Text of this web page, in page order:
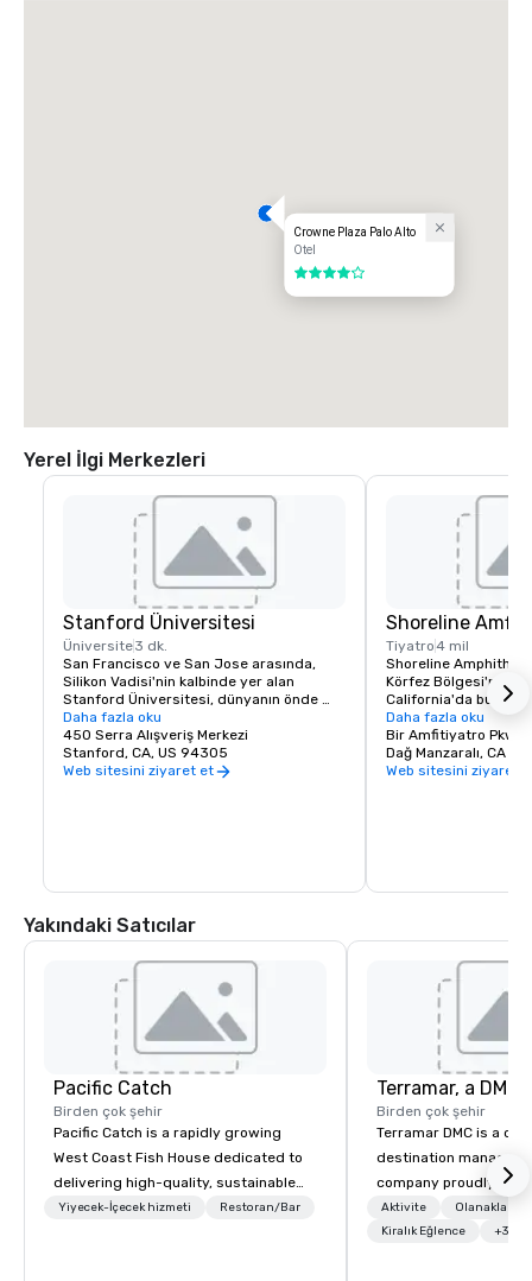
Crowne Plaza Palo Alto
Otel
4 / 5
Yerel İlgi Merkezleri
Stanford Üniversitesi
Üniversite3 dk.
San Francisco ve San Jose arasında,
Silikon Vadisi'nin kalbinde yer alan
Stanford Üniversitesi, dünyanın önde
gelen araştırma ve öğretim
kurumlarından biri olarak kabul
edilmektedir.
Daha fazla oku
450 Serra Alışveriş Merkezi
Stanford, CA, US 94305
Web sitesini ziyaret et
Shoreline Amfi
Tiyatro4 mil
Shoreline
Körfez Bölgesi'ndeki
California'da bulunan
amfitiyatrodur. Tesis
kapasiteye sahiptir.
Daha fazla oku
Bir Amfitiyatro Pkwy
Dağ Manzaralı, CA
Web sitesini ziyaret
Yakındaki Satıcılar
Pacific Catch
Birden çok şehir
Pacific Catch is a rapidly growing
West Coast Fish House dedicated to
delivering high-quality, sustainable
seafood with a unique Pacific-inspired
Yiyecek-İçecek hizmeti Restoran/Bar
Birden çok şehir
Terramar DMC is a
destination
company proudly
years in business.
outstanding service,
Aktivite
Olanaklar/
Kiralık Eğlence
+3